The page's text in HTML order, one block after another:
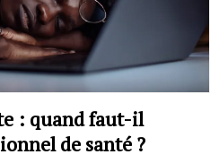
: quand faut-il
de santé ?